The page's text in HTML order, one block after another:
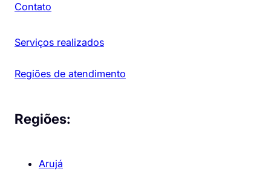
Contato
Serviços realizados
Regiões de atendimento
Regiões:
Arujá